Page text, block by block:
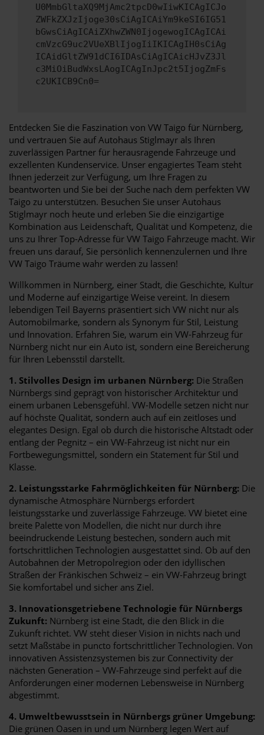
U0MmbGltaXQ9MjAmc2tpcD0wIiwKICAgICJo
ZWFkZXJzIjoge30sCiAgICAiYm9keSI6IG51
bGwsCiAgICAiZXhwZWN0IjogewogICAgICAi
cmVzcG9uc2VUeXBlIjogIiIKICAgIH0sCiAg
ICAidGltZW91dCI6IDAsCiAgICAicHJvZ3Jl
c3MiOiBudWxsLAogICAgInJpc2t5IjogZmFs
c2UKICB9Cn0=
Entdecken Sie die Faszination von VW Taigo für Nürnberg,
und vertrauen Sie auf Autohaus Stiglmayr als Ihren
zuverlässigen Partner für herausragende Fahrzeuge und
exzellenten Kundenservice. Unser engagiertes Team steht
Ihnen jederzeit zur Verfügung, um Ihre Fragen zu
beantworten und Sie bei der Suche nach dem perfekten VW
Taigo zu unterstützen. Besuchen Sie unser Autohaus
Stiglmayr noch heute und erleben Sie die einzigartige
Kombination aus Leidenschaft, Qualität und Kompetenz, die
uns zu Ihrer Top-Adresse für VW Taigo Fahrzeuge macht. Wir
freuen uns darauf, Sie persönlich kennenzulernen und Ihre
VW Taigo Träume wahr werden zu lassen!
Willkommen in Nürnberg, einer Stadt, die Geschichte, Kultur
und Moderne auf einzigartige Weise vereint. In diesem
lebendigen Teil Bayerns präsentiert sich VW nicht nur als
Automobilmarke, sondern als Synonym für Stil, Leistung
und Innovation. Erfahren Sie, warum ein VW-Fahrzeug für
Nürnberg nicht nur ein Auto ist, sondern eine Bereicherung
für Ihren Lebensstil darstellt.
1. Stilvolles Design im urbanen Nürnberg: Die Straßen
Nürnbergs sind geprägt von historischer Architektur und
einem urbanen Lebensgefühl. VW-Modelle setzen nicht nur
auf höchste Qualität, sondern auch auf ein zeitloses und
elegantes Design. Egal ob durch die historische Altstadt oder
entlang der Pegnitz – ein VW-Fahrzeug ist nicht nur ein
Fortbewegungsmittel, sondern ein Statement für Stil und
Klasse.
2. Leistungsstarke Fahrmöglichkeiten für Nürnberg: Die
dynamische Atmosphäre Nürnbergs erfordert
leistungsstarke und zuverlässige Fahrzeuge. VW bietet eine
breite Palette von Modellen, die nicht nur durch ihre
beeindruckende Leistung bestechen, sondern auch mit
fortschrittlichen Technologien ausgestattet sind. Ob auf den
Autobahnen der Metropolregion oder den idyllischen
Straßen der Fränkischen Schweiz – ein VW-Fahrzeug bringt
Sie komfortabel und sicher ans Ziel.
3. Innovationsgetriebene Technologie für Nürnbergs
Zukunft: Nürnberg ist eine Stadt, die den Blick in die
Zukunft richtet. VW steht dieser Vision in nichts nach und
setzt Maßstäbe in puncto fortschrittlicher Technologien. Von
innovativen Assistenzsystemen bis zur Connectivity der
nächsten Generation – VW-Fahrzeuge sind perfekt auf die
Anforderungen einer modernen Lebensweise in Nürnberg
abgestimmt.
4. Umweltbewusstsein in Nürnbergs grüner Umgebung:
Die grünen Oasen in und um Nürnberg legen Wert auf